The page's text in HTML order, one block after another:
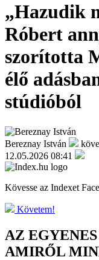
„Hazudik
Róbert
szorította
élő
stúdióból
Bereznay István
12.05.2026 08:41
Kövesse az Indexet
Követem!
AZ
AMIRŐL